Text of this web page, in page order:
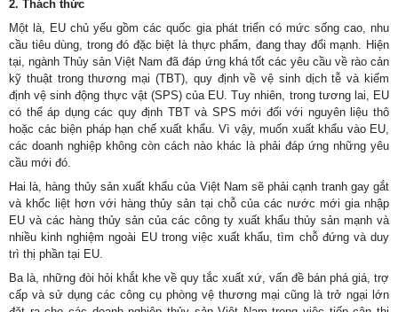
2. Thách thức
Một là, EU chủ yếu gồm các quốc gia phát triển có mức sống cao, nhu
cầu tiêu dùng, trong đó đặc biệt là thực phẩm, đang thay đổi mạnh. Hiện
tại, ngành Thủy sản Việt Nam đã đáp ứng khá tốt các yêu cầu về rào cản
kỹ thuật trong thương mại (TBT), quy định về vệ sinh dịch tễ và kiểm
định vệ sinh động thực vật (SPS) của EU. Tuy nhiên, trong tương lai, EU
có thể áp dụng các quy định TBT và SPS mới đối với nguyên liệu thô
hoặc các biện pháp hạn chế xuất khẩu. Vì vậy, muốn xuất khẩu vào EU,
các doanh nghiệp không còn cách nào khác là phải đáp ứng những yêu
cầu mới đó.
Hai là, hàng thủy sản xuất khẩu của Việt Nam sẽ phải cạnh tranh gay gắt
và khốc liệt hơn với hàng thủy sản tại chỗ của các nước mới gia nhập
EU và các hàng thủy sản của các công ty xuất khẩu thủy sản mạnh và
nhiều kinh nghiệm ngoài EU trong việc xuất khẩu, tìm chỗ đứng và duy
trì thị phần tại EU.
Ba là, những đòi hỏi khắt khe về quy tắc xuất xứ, vấn đề bán phá giá, trợ
cấp và sử dụng các công cụ phòng vệ thương mại cũng là trở ngại lớn